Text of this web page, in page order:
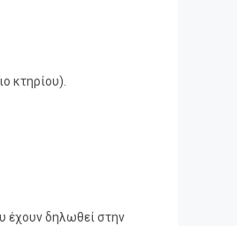
κτηρίου).
έχουν δηλωθεί στην